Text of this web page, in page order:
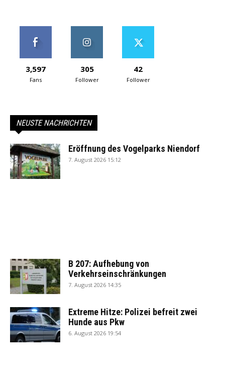
3,597
Fans
305
Follower
42
Follower
NEUSTE NACHRICHTEN
Eröffnung des Vogelparks Niendorf
7. August 2026 15:12
B 207: Aufhebung von
Verkehrseinschränkungen
7. August 2026 14:35
Extreme Hitze: Polizei befreit zwei
Hunde aus Pkw
6. August 2026 19:54